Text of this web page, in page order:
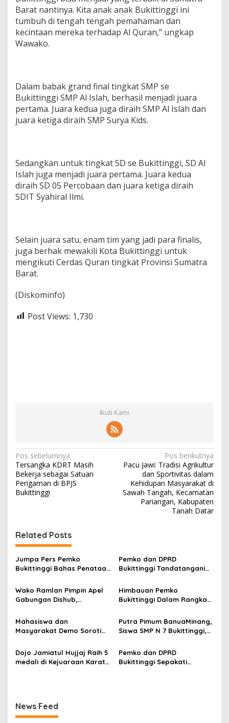
Barat nantinya. Kita anak anak Bukittinggi ini
tumbuh di tengah tengah pemahaman dan
kecintaan mereka terhadap Al Quran,” ungkap
Wawako.
Dalam babak grand final tingkat SMP se
Bukittinggi SMP Al Islah, berhasil menjadi juara
pertama. Juara kedua juga diraih SMP Al Islah dan
juara ketiga diraih SMP Surya Kids.
Sedangkan untuk tingkat SD se Bukittinggi, SD Al
Islah juga menjadi juara pertama. Juara kedua
diraih SD 05 Percobaan dan juara ketiga diraih
SDIT Syahiral Ilmi.
Selain juara satu, enam tim yang jadi para finalis,
juga berhak mewakili Kota Bukittinggi untuk
mengikuti Cerdas Quran tingkat Provinsi Sumatra
Barat.
(Diskominfo)
Post Views: 1,730
Ikuti Kami
N
a
v
a
s
i
p
o
s
Pos sebelumnya
Tersangka KDRT Masih
Bekerja sebagai Satuan
Pengaman di BPJS
Bukittinggi
Pos berikutnya
Pacu Jawi: Tradisi Agrikultur
dan Sportivitas dalam
Kehidupan Masyarakat di
Sawah Tangah, Kecamatan
Pariangan, Kabupaten
Tanah Datar
Related Posts
Jumpa Pers Pemko
Bukittinggi Bahas Penataan
Kampus UFDK
Pemko dan DPRD
Bukittinggi Tandatangani
Perubahan KUA-PPAS APBD
2026
Wako Ramlan Pimpin Apel
Gabungan Dishub,
Persiapan Angkutan Gratis
Pelajar
Himbauan Pemko
Bukittinggi Dalam Rangka
Tahun ke-81 Kemerdekaan
Republik Indonesia
Mahasiswa dan
Masyarakat Demo Soroti
PP, GMNI Bukittinggi
Kecewa Wali Kota dan
DPRD Tak Hadir Temui
Putra Pimum BanuaMinang,
Siswa SMP N 7 Bukittinggi,
Festival Komite Pemula
Berat 40 Kg dalam
Kejuaraan Karate Jam
Dojo Jamiatul Hujjaj Raih 5
medali di Kejuaraan Karate
Pemko dan DPRD
Bukittinggi Sepakati
News Feed